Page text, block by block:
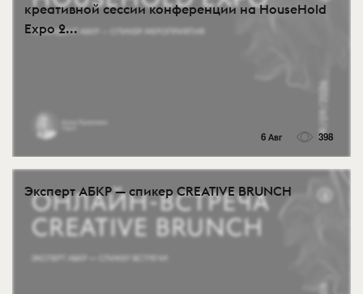
креативной сессии конференции на HouseHold
Expo 2...
6 Авг 398
Эксперт АБКР — спикер CREATIVE BRUNCH